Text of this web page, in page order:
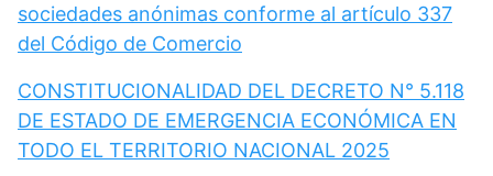
sociedades anónimas conforme al artículo 337
del Código de Comercio
CONSTITUCIONALIDAD DEL DECRETO N° 5.118
DE ESTADO DE EMERGENCIA ECONÓMICA EN
TODO EL TERRITORIO NACIONAL 2025